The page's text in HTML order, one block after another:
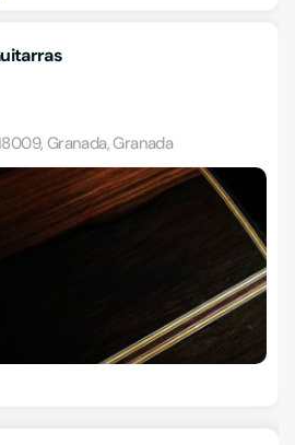
Granada, Granada